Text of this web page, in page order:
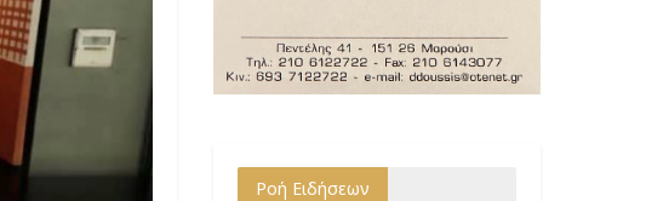
Ροή Ειδήσεων